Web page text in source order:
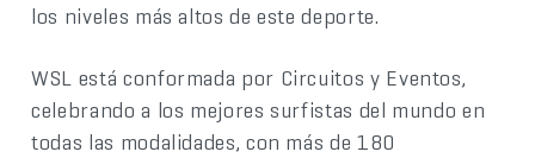
los niveles más altos de este deporte.
WSL está conformada por Circuitos y Eventos,
celebrando a los mejores surfistas del mundo en
todas las modalidades, con más de 180